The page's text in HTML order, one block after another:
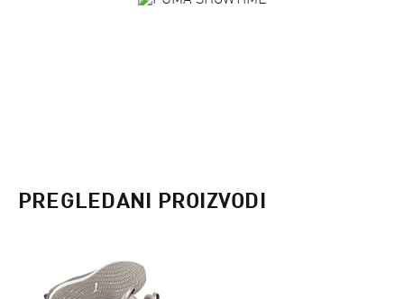
PREGLEDANI PROIZVODI